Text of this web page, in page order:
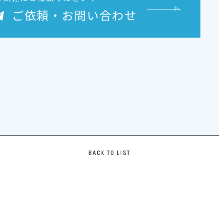
ご依頼・お問い合わせ
BACK TO LIST